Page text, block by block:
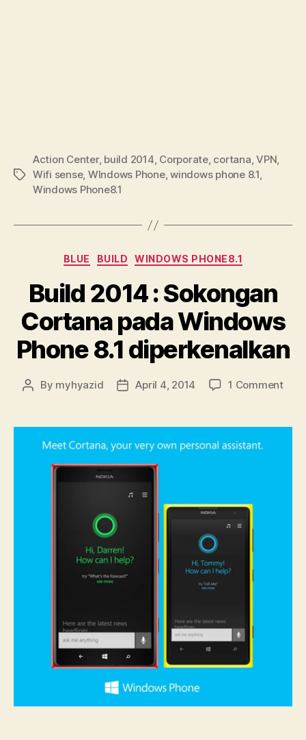
Tags
Action Center, build 2014, Corporate, cortana,VPN,
Wifi sense, WIndows Phone,windows phone 8.1,
Windows Phone8.1
Categories
BLUE BUILD WINDOWS PHONE8.1
Build 2014 : Sokongan
Cortana pada Windows
Phone 8.1 diperkenalkan
Post
By myhyazid
PostApril 4, 2014 1 Commenton
: